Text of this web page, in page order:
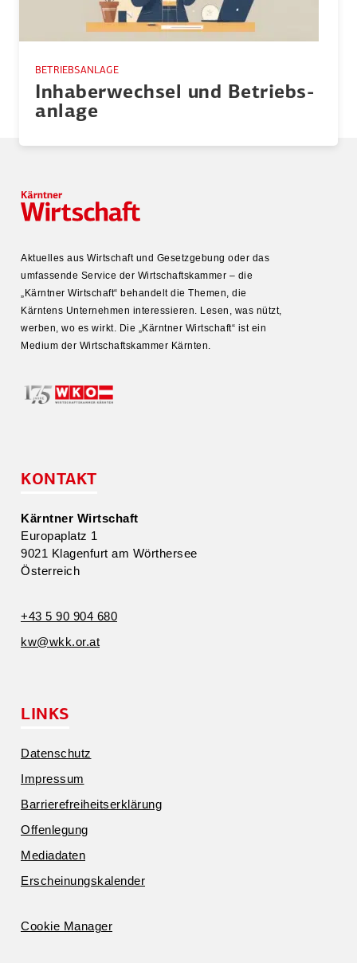
BETRIEBSANLAGE
Inhaber­wechsel und Betriebs­
anlage
Aktuelles aus Wirtschaft und Gesetz­gebung oder das
umfas­sende Service der Wirtschafts­kammer – die
„Kärntner Wirtschaft“ behandelt die Themen, die
Kärntens Unter­nehmen inter­es­sieren. Lesen, was nützt,
werben, wo es wirkt. Die „Kärntner Wirtschaft“ ist ein
Medium der Wirtschafts­kammer Kärnten.
KONTAKT
Kärntner Wirtschaft
Europa­platz 1
9021 Klagenfurt am Wörthersee
Öster­reich
+43 5 90 904 680
kw@​wkk.​or.​at
LINKS
Daten­schutz
Impressum
Barrie­re­frei­heits­er­klärung
Offen­legung
Media­daten
Erschei­nungs­ka­lender
Cookie Manager